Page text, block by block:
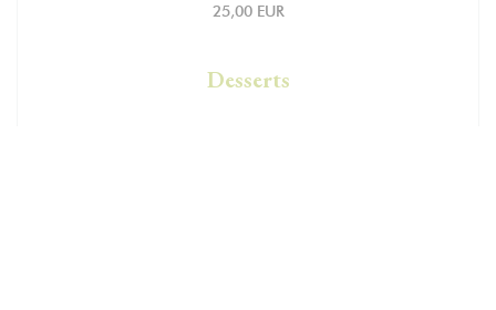
25,00 EUR
Desserts